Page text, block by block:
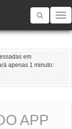
Toggle
em
apenas 1 minuto:
APP